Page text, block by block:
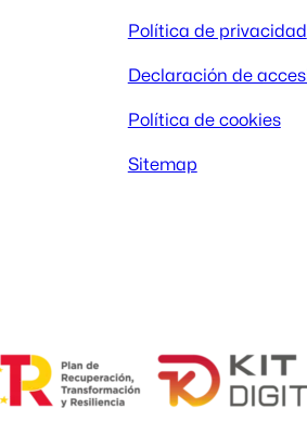
Política de privacidad
Declaración de
Política de cookies
Sitemap